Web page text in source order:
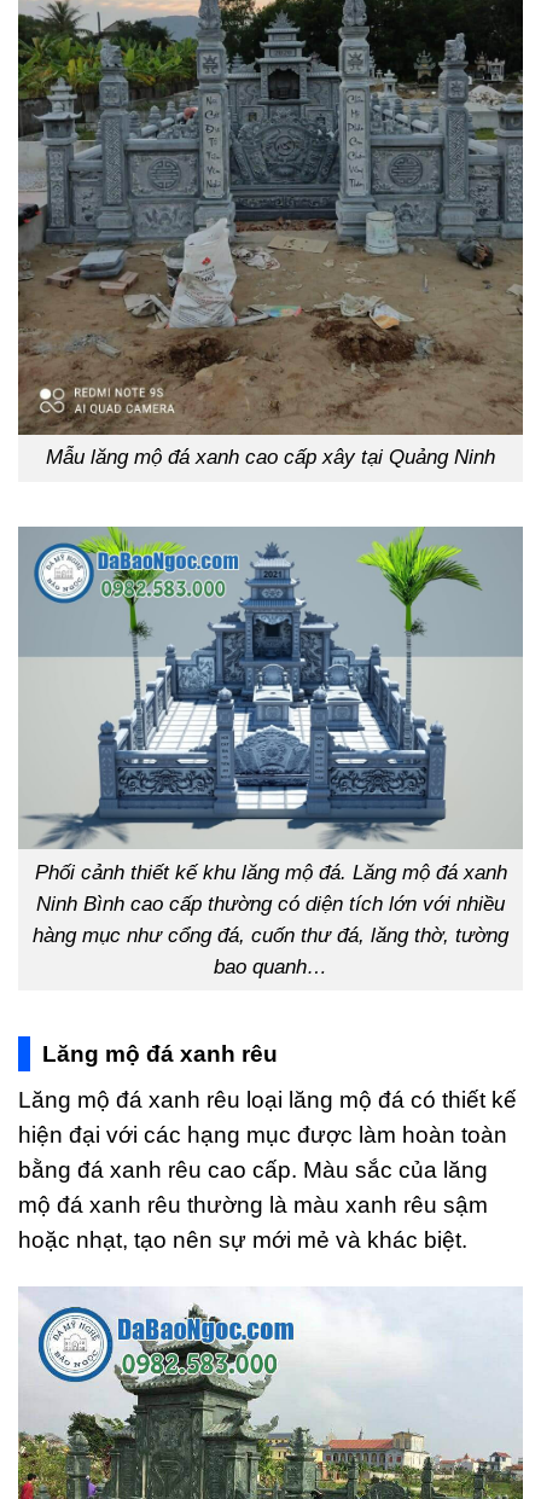
Mẫu lăng mộ đá xanh cao cấp xây tại Quảng Ninh
Phối cảnh thiết kế khu lăng mộ đá. Lăng mộ đá xanh
Ninh Bình cao cấp thường có diện tích lớn với nhiều
hàng mục như cổng đá, cuốn thư đá, lăng thờ, tường
bao quanh…
Lăng mộ đá xanh rêu
Lăng mộ đá xanh rêu loại lăng mộ đá có thiết kế
hiện đại với các hạng mục được làm hoàn toàn
bằng đá xanh rêu cao cấp. Màu sắc của lăng
mộ đá xanh rêu thường là màu xanh rêu sậm
hoặc nhạt, tạo nên sự mới mẻ và khác biệt.